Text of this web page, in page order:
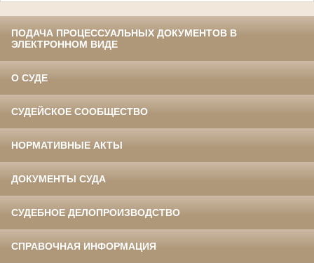
ПОДАЧА ПРОЦЕССУАЛЬНЫХ ДОКУМЕНТОВ В
ЭЛЕКТРОННОМ ВИДЕ
О СУДЕ
СУДЕЙСКОЕ СООБЩЕСТВО
НОРМАТИВНЫЕ АКТЫ
ДОКУМЕНТЫ СУДА
СУДЕБНОЕ ДЕЛОПРОИЗВОДСТВО
СПРАВОЧНАЯ ИНФОРМАЦИЯ